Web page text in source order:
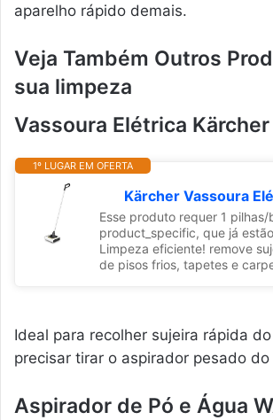
aparelho rápido demais.
Veja Também Outros
sua limpeza
Vassoura Elétrica Kärcher
1º LUGAR EM OFERTA
Kärcher Vassoura
Esse produto requer 1
product_specific, que já
Limpeza eficiente! remove
de pisos frios, tapetes e
Ideal para recolher sujeira rápida
precisar tirar o aspirador pesado do
Aspirador de Pó e Água